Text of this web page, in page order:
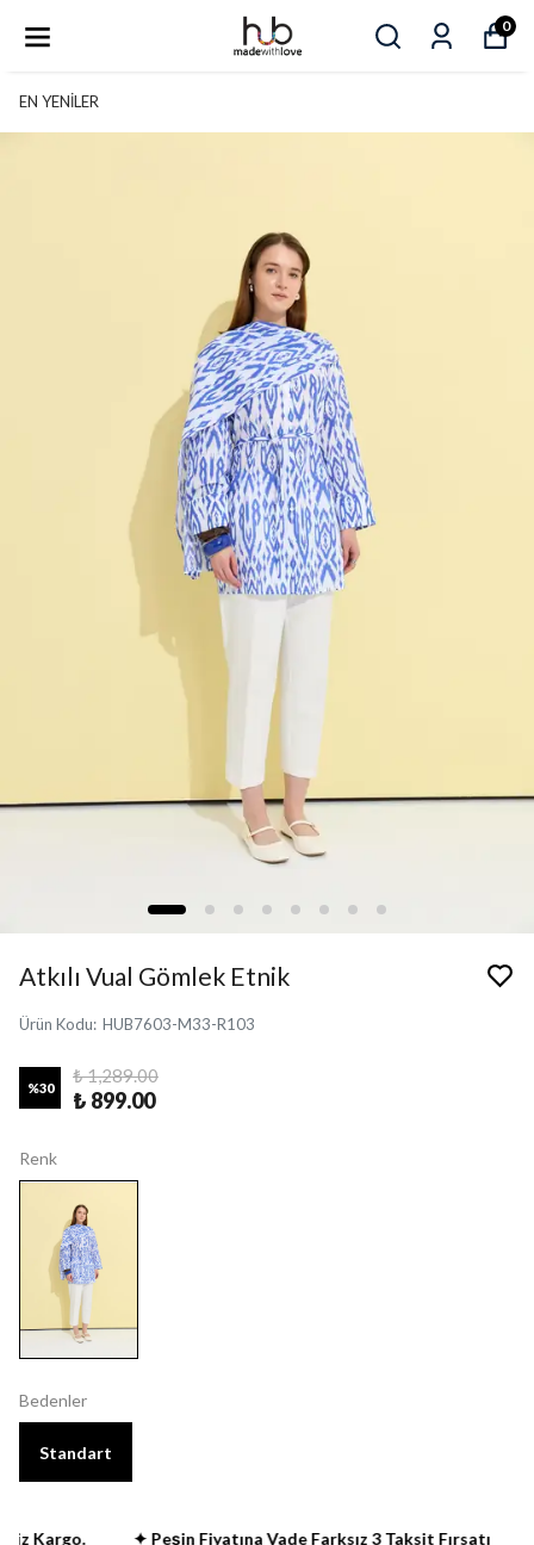
0
EN YENİLER
Atkılı Vual Gömlek Etnik
Ürün Kodu: HUB7603-M33-R103
%30
₺ 1,289.00
₺ 899.00
Renk
Bedenler
Standart
Kargo. ✦ Peşin Fiyatına Vade Farksız 3 Taksit Fırsatı